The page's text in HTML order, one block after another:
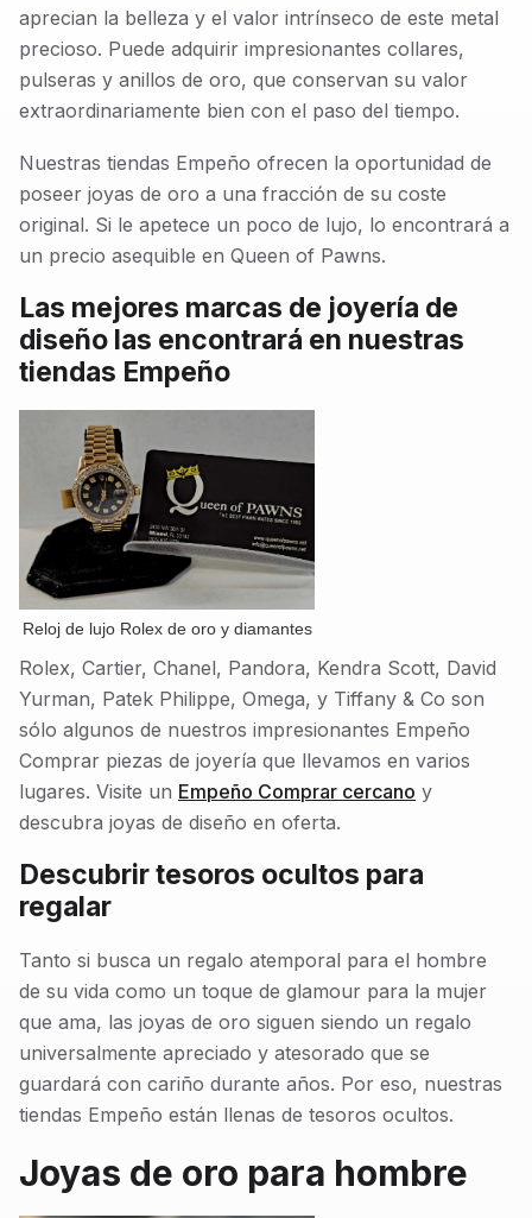
aprecian la belleza y el valor intrínseco de este metal
precioso. Puede adquirir impresionantes collares,
pulseras y anillos de oro, que conservan su valor
extraordinariamente bien con el paso del tiempo.
Nuestras tiendas Empeño ofrecen la oportunidad de
poseer joyas de oro a una fracción de su coste
original. Si le apetece un poco de lujo, lo encontrará a
un precio asequible en Queen of Pawns.
Las mejores marcas de joyería de
diseño las encontrará en nuestras
tiendas Empeño
Reloj de lujo Rolex de oro y diamantes
Rolex, Cartier, Chanel, Pandora, Kendra Scott, David
Yurman, Patek Philippe, Omega, y Tiffany & Co son
sólo algunos de nuestros impresionantes Empeño
Comprar piezas de joyería que llevamos en varios
lugares. Visite un Empeño Comprar cercano y
descubra joyas de diseño en oferta.
Descubrir tesoros ocultos para
regalar
Tanto si busca un regalo atemporal para el hombre
de su vida como un toque de glamour para la mujer
que ama, las joyas de oro siguen siendo un regalo
universalmente apreciado y atesorado que se
guardará con cariño durante años. Por eso, nuestras
tiendas Empeño están llenas de tesoros ocultos.
Joyas de oro para hombre